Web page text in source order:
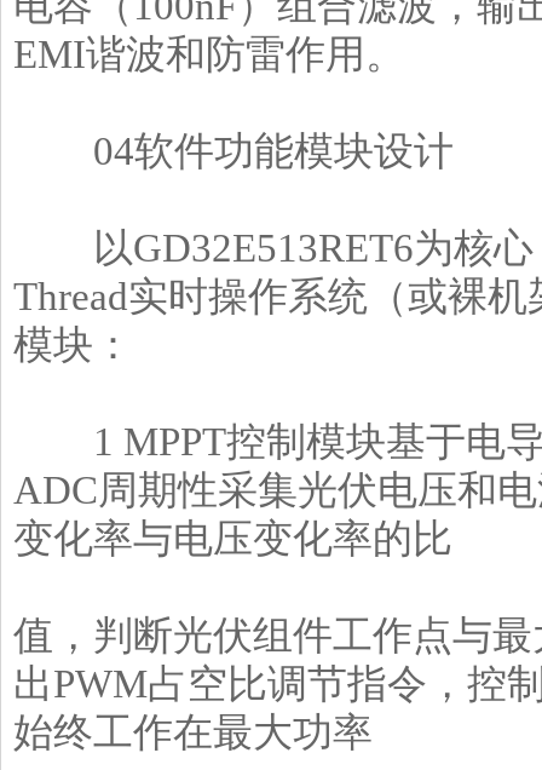
EMI谐波和防雷作用。
04软件功能模块设计
以GD32E513RET6为核心
Thread实时操作系统（或裸
模块：
1 MPPT控制模块基于电导
ADC周期性采集光伏电压和
变化率与电压变化率的比
值，判断光伏组件工作点与
出PWM占空比调节指令，控
始终工作在最大功率